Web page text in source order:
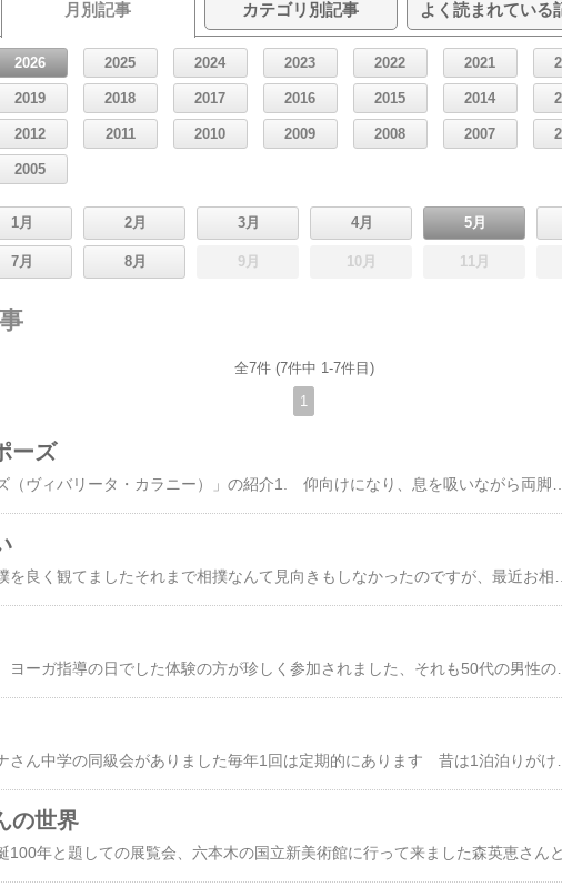
月別記事 カテゴリ別記事 よく読まれている
2026 2025 2024 2023 2022 2021
2019 2018 2017 2016 2015 2014
2012 2011 2010 2009 2008 2007
2005
1月 2月 3月 4月 5月
7月 8月 9月 10月 11月
全7件 (7件中 1-7件目)
1
ーズ
この間の土曜、ヨーガ指導の日でした体験の方が珍しく参加されました、それも50代の男性の方です名前が一文字でまさか・・・と思っていたのですが、やはり男性でしたITの仕事でほとんど家でリモートだそうで、打ち合わせで月に1回ぐらい出社する程度だと言う体はなまってしまい人との会話も少ない、簡単に出来る24時間chocoZAPには通っているそうだガタイが大きく運動不足気味のようですが、終わった後「スッキリ癒されました」と言ってくれたまた来月時間が取れたら参加されますという事でした奥様がヨーガをした事があるらしいが、すぐ辞めてしまって奥様の使っていたピンクのヨーガマットを持参しての参加、ちょっと微笑ましいヨーガ教室で男性の方の参加って少ないですが、気にせず参加して頂きたい結構話が弾んで、色々情報をもらえました女性の生徒さんにとって男性の参加ってどうなんでしょうね？ 違和感を覚える人もいるかも・・・まあ気楽に参加する気持ちで色んな方がいても良いと思います以前90才近い女性が参加されていましたが、膝が悪く椅子を使ってもらってやってもらいました結局辞めてしまいましたが、膝の悪い方多いですね 町中歩いていても杖をついている方を沢山見かけます衰えは下半身からと言いますが、寝たきりにならないよう下半身を鍛える事って大切ですねヨーガ教室の日程は​こちら​ランキングに参加してます応援クリックよろしくお願いしますにほんブログ村​​
の世界